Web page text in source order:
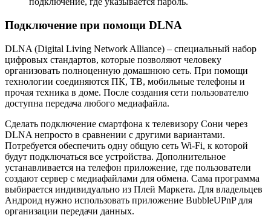
Подключение при помощи DLNA
DLNA (Digital Living Network Alliance) – специальный набор
цифровых стандартов, которые позволяют человеку
организовать полноценную домашнюю сеть. При помощи
технологии соединяются ПК, ТВ, мобильные телефоны и
прочая техника в доме. После создания сети пользователю
доступна передача любого медиафайла.
Сделать подключение смартфона к телевизору Сони через
DLNA непросто в сравнении с другими вариантами.
Потребуется обеспечить одну общую сеть Wi-Fi, к которой
будут подключаться все устройства. Дополнительное
устанавливается на телефон приложение, где пользователи
создают сервер с медиафайлами для обмена. Сама программа
выбирается индивидуально из Плей Маркета. Для владельцев
Андроид нужно использовать приложение BubbleUPnP для
организации передачи данных.